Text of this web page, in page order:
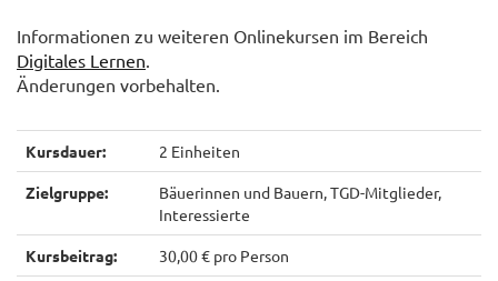
Informationen zu weiteren Onlinekursen im Bereich
Digitales Lernen.
Änderungen vorbehalten.
Kursdauer: 2 Einheiten
Zielgruppe:
Bäuerinnen und Bauern, TGD-Mitglieder,
Interessierte
Kursbeitrag: 30,00 € pro Person